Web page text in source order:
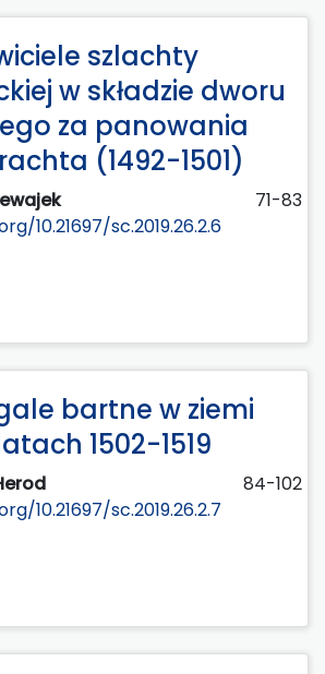
szlachty
w składzie dworu
za panowania
(1492-1501)
71-83
10.21697/sc.2019.26.2.6
bartne w ziemi
1502-1519
84-102
10.21697/sc.2019.26.2.7